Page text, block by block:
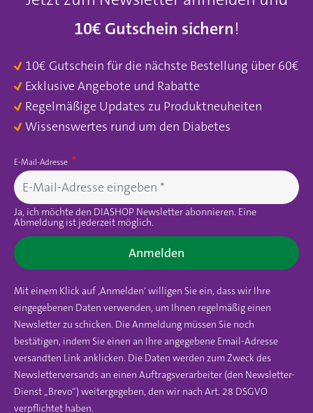
10€ Gutschein sichern!
10€ Gutschein für die nächste Bestellung über 60€
Exklusive Angebote und Rabatte
Regelmäßige Updates zu Produktneuheiten
Wissenswertes rund um den Diabetes
E-Mail-Adresse
Ja, ich möchte den DIASHOP Newsletter abonnieren. Eine
Abmeldung ist jederzeit möglich.
Anmelden
Mit einem Klick auf ‚Anmelden‘ willigen Sie ein, dass wir Ihre
eingegebenen Daten verwenden, um Ihnen regelmäßig einen
Newsletter zu schicken. Die Anmeldung müssen Sie noch
bestätigen, indem Sie einen an Ihre angegebene Email-Adresse
versandten Link anklicken. Die Daten werden zum Zweck des
Newsletterversands an einen Auftragsverarbeiter (den Newsletter-
Dienst „Brevo“) weitergegeben, den wir nach Art. 28 DSGVO
verpflichtet haben.